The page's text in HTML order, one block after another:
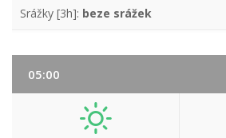
Srážky [3h]: beze srážek
05:00